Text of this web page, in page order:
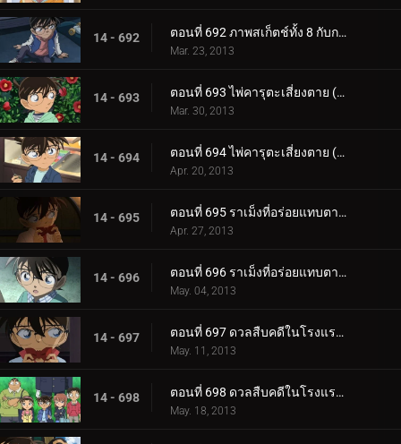
14 - 692 ตอนที่ 692 ภาพสเก็ตช์ทั้ง 8 กับการเดินทางของความทรงจำ (ตอน 2)
Mar. 23, 2013
14 - 693 ตอนที่ 693 ไพ่คารุตะเสี่ยงตาย (ตอน 1)
Mar. 30, 2013
14 - 694 ตอนที่ 694 ไพ่คารุตะเสี่ยงตาย (ตอน 2)
Apr. 20, 2013
14 - 695 ตอนที่ 695 ราเม็งที่อร่อยแทบตาย (ตอน 1)
Apr. 27, 2013
14 - 696 ตอนที่ 696 ราเม็งที่อร่อยแทบตาย (ตอน 2)
May. 04, 2013
14 - 697 ตอนที่ 697 ดวลสืบคดีในโรงแรมผีสิง (ตอน 1)
May. 11, 2013
14 - 698 ตอนที่ 698 ดวลสืบคดีในโรงแรมผีสิง (ตอน 2)
May. 18, 2013